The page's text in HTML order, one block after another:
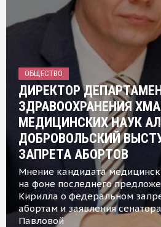
ОБЩЕСТВО
ДИРЕКТОР
ЗДРАВООХРАНЕНИЯ
МЕДИЦИНСКИХ НАУК
ДОБРОВОЛЬСКИЙ
ЗАПРЕТА АБОРТОВ
Мнение кандидата
на фоне последнего
Кирилла о федеральном
абортам и заявления
Павловой